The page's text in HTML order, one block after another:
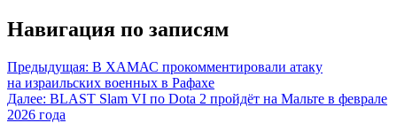
Навигация по записям
Предыдущая: В ХАМАС прокомментировали атаку
на израильских военных в Рафахе
Далее: BLAST Slam VI по Dota 2 пройдёт на Мальте в феврале
2026 года